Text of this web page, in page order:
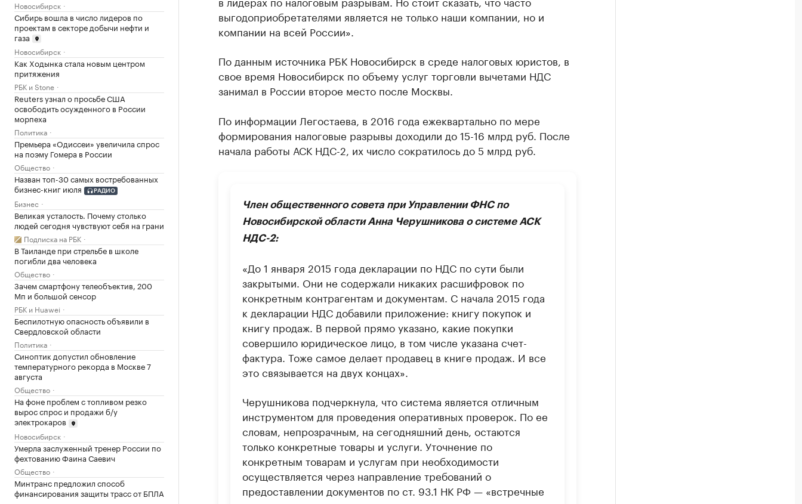
Новосибирск
Сибирь вошла в число лидеров по
проектам в секторе добычи нефти и
газа
Новосибирск
Как Ходынка стала новым центром
притяжения
РБК и Stone
Reuters узнал о просьбе США
освободить осужденного в России
морпеха
Политика
Премьера «Одиссеи» увеличила спрос
на поэму Гомера в России
Общество
Назван топ-30 самых востребованных
бизнес-книг июля
РАДИО
Бизнес
Великая усталость. Почему столько
людей сегодня чувствуют себя на грани
Подписка на РБК
В Таиланде при стрельбе в школе
погибли два человека
Общество
Зачем смартфону телеобъектив, 200
Мп и большой сенсор
РБК и Huawei
Беспилотную опасность объявили в
Свердловской области
Политика
Синоптик допустил обновление
температурного рекорда в Москве 7
августа
Общество
На фоне проблем с топливом резко
вырос спрос и продажи б/у
электрокаров
Новосибирск
Умерла заслуженный тренер России по
фехтованию Фаина Саевич
Общество
Минтранс предложил способ
финансирования защиты трасс от БПЛА
выгодоприобретателями является не только наши компании, но и
компании на всей России».
По данным источника РБК Новосибирск в среде налоговых юристов, в
свое время Новосибирск по объему услуг торговли вычетами НДС
занимал в России второе место после Москвы.
По информации Легостаева, в 2016 года ​ежеквартально по мере
формирования налоговые разрывы доходили до 15-16 млрд руб. После
начала работы АСК НДС-2, их число сократилось до 5 млрд руб.
Член общественного совета при Управлении ФНС по
Новосибирской области Анна Черушникова о системе АСК
НДС-2:
«До 1 января 2015 года декларации по НДС по сути были
закрытыми. Они не содержали никаких расшифровок по
конкретным контрагентам и документам. С начала 2015 года
к декларации НДС добавили приложение: книгу покупок и
книгу продаж. В первой прямо указано, какие покупки
совершило юридическое лицо, в том числе указана счет-
фактура. Тоже самое делает продавец в книге продаж. И все
это связывается на двух концах».
Черушникова подчеркнула, что система является отличным
инструментом для проведения оперативных проверок. По ее
словам, непрозрачным, на сегодняшний день, остаются
только конкретные товары и услуги. Уточнение по
конкретным товарам и услугам при необходимости
осуществляется через направление требований о
предоставлении документов по ст. 93.1 НК РФ — «встречные